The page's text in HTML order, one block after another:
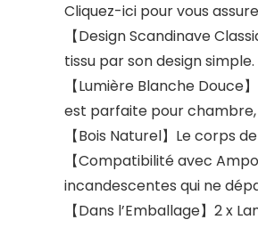
Cliquez-ici pour vous
【Design Scandinave
tissu par son design simple.
【Lumière Blanche
est parfaite pour
【Bois Naturel】Le corps
【Compatibilité avec
incandescentes qui ne
【Dans l’Emballage】2 x